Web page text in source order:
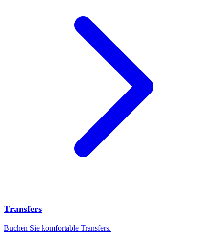
Transfers
Buchen Sie komfortable Transfers.